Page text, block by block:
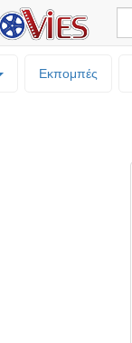
Εκπομπές